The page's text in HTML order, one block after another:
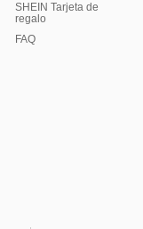
SHEIN Tarjeta de
regalo
FAQ